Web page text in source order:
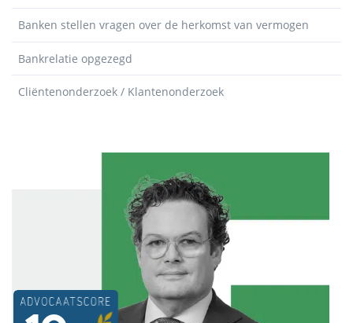
Banken stellen vragen over de herkomst van vermogen
Bankrelatie opgezegd
Cliëntenonderzoek / Klantenonderzoek